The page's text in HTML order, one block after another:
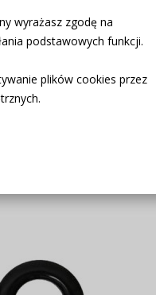
wyrażasz zgodę na
podstawowych funkcji.
plików cookies przez